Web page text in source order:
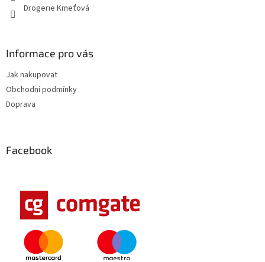
Drogerie Kmeťová
Informace pro vás
Jak nakupovat
Obchodní podmínky
Doprava
Facebook